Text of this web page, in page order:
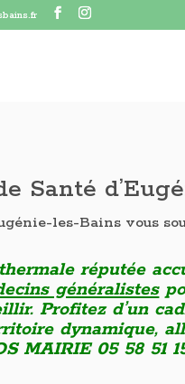
Santé
les-Bains vous
réputée
généralistes
Profitez d’un
dynamique,
MAIRIE 05 58 51